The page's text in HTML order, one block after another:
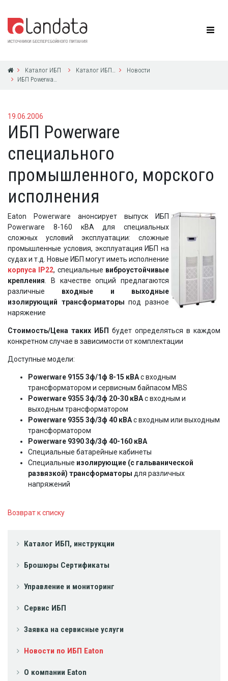
Каталог ИБП Каталог ИБП Eaton Powerware
Новости
ИБП Powerware специального промышленного, морского исполнения
Каталог ИБП, инструкции
Брошюры Сертификаты
Управление и мониторинг
Сервис ИБП
Заявка на сервисные услуги
Новости по ИБП Eaton
О компании Eaton
19.06.2006
ИБП Powerware
специального
промышленного, морского
исполнения
Eaton Powerware анонсирует выпуск ИБП
Powerware 8-160 кВА для специальных
сложных условий эксплуатации: сложные
промышленные условия, эксплуатация ИБП на
судах и т.д. Новые ИБП могут иметь исполнение
корпуса IP22, специальные виброустойчивые
крепления . В качестве опций предлагаются
различные входные и выходные
изолирующий трансформаторы под разное
наряжение
Стоимость/Цена таких ИБП будет определяться в каждом
конкретном случае в зависимости от комплектации
Доступные модели:
Powerware 9155 3ф/1ф 8-15 кВАс входным
трансформатором и сервисным байпасом MBS
Powerware 9355 3ф/3ф 20-30 кВАс входным и
выходным трансформатором
Powerware 9355 3ф/3ф 40 кВАс входным или выходным
трансформатором
Powerware 9390 3ф/3ф 40-160 кВА
Специальные батарейные кабинеты
Специальные изолирующие (с гальванической
развязкой) трансформаторы для различных
напряжений
Возврат к списку